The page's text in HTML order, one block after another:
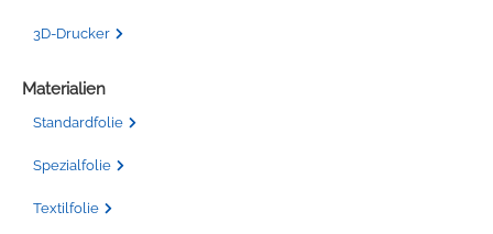
3D-Drucker
Materialien
Standardfolie
Spezialfolie
Textilfolie